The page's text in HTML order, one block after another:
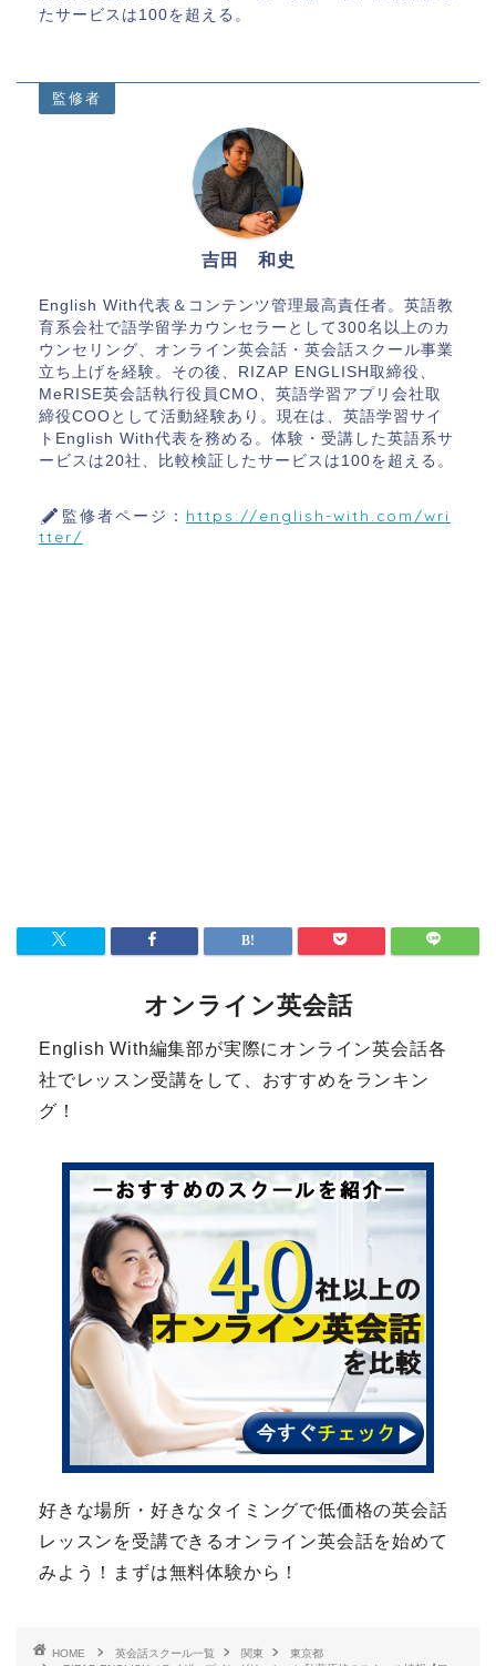
たサービスは100を超える。
監修者
吉田 和史
English With代表＆コンテンツ管理最高責任者。英語教
育系会社で語学留学カウンセラーとして300名以上のカ
ウンセリング、オンライン英会話・英会話スクール事業
立ち上げを経験。その後、RIZAP ENGLISH取締役、
MeRISE英会話執行役員CMO、英語学習アプリ会社取
締役COOとして活動経験あり。現在は、英語学習サイ
トEnglish With代表を務める。体験・受講した英語系サ
ービスは20社、比較検証したサービスは100を超える。
監修者ページ： https://english-with.com/wri
tter/
オンライン英会話
English With編集部が実際にオンライン英会話各
社でレッスン受講をして、おすすめをランキン
グ！
好きな場所・好きなタイミングで低価格の英会話
レッスンを受講できるオンライン英会話を始めて
みよう！まずは無料体験から！
HOME 英会話スクール一覧 関東
東京都